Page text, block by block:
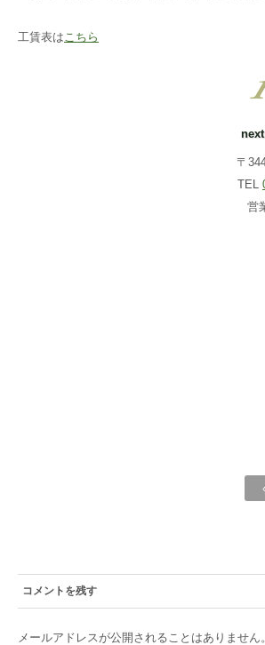
工賃表はこちら
〒
TEL
営
コメントを残す
メールアドレスが公開されることはありません。